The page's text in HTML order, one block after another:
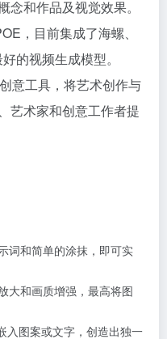
和作品及视觉效果。
，目前集成了海螺、
的视频生成模型。
意工具，将艺术创作与
艺术家和创意工作者提
词和简单的涂抹，即可实
大和画质增强，最高将图
入图案或文字，创造出独一